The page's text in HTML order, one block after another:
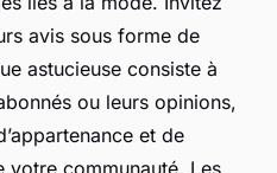
avis sous forme de
astucieuse consiste à
ou leurs opinions,
et de